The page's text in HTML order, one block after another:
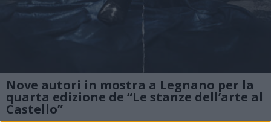
Nove autori in mostra a Legnano per la
quarta edizione de “Le stanze dell’arte al
Castello”